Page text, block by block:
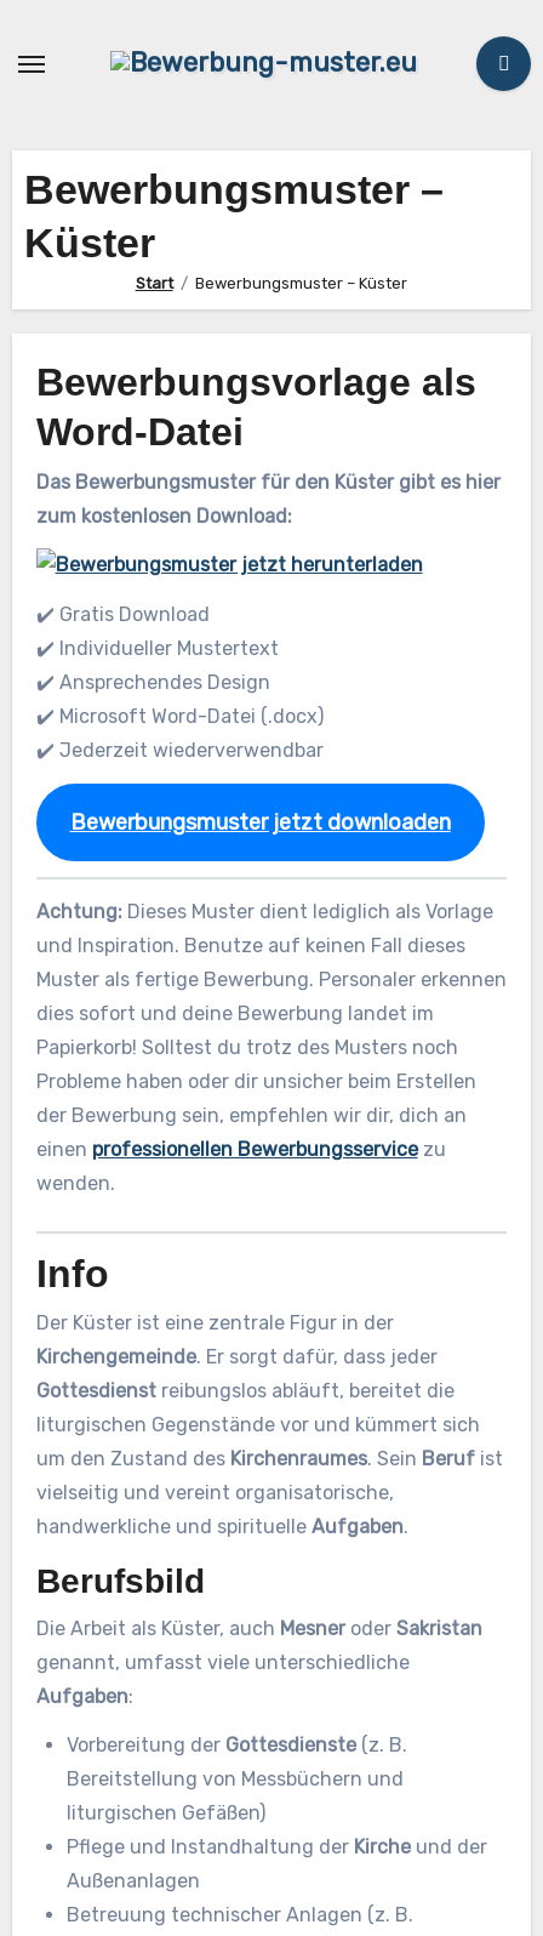
Bewerbungsmuster –
Küster
Start Bewerbungsmuster – Küster
Bewerbungsvorlage als
Word-Datei
Das Bewerbungsmuster für den Küster gibt es hier
zum kostenlosen Download:
✔️ Gratis Download
✔️ Individueller Mustertext
✔️ Ansprechendes Design
✔️ Microsoft Word-Datei (.docx)
✔️ Jederzeit wiederverwendbar
Bewerbungsmuster jetzt downloaden
Achtung:Dieses Muster dient lediglich als Vorlage
und Inspiration. Benutze auf keinen Fall dieses
Muster als fertige Bewerbung. Personaler erkennen
dies sofort und deine Bewerbung landet im
Papierkorb! Solltest du trotz des Musters noch
Probleme haben oder dir unsicher beim Erstellen
der Bewerbung sein, empfehlen wir dir, dich an
einen professionellen Bewerbungsservicezu
wenden.
Info
Der Küster ist eine zentrale Figur in der
Kirchengemeinde. Er sorgt dafür, dass jeder
Gottesdienstreibungslos abläuft, bereitet die
liturgischen Gegenstände vor und kümmert sich
um den Zustand des Kirchenraumes. Sein Berufist
vielseitig und vereint organisatorische,
handwerkliche und spirituelle Aufgaben.
Berufsbild
Die Arbeit als Küster, auch Mesneroder Sakristan
genannt, umfasst viele unterschiedliche
Aufgaben:
Vorbereitung der Gottesdienste (z. B.
Bereitstellung von Messbüchern und
liturgischen Gefäßen)
Pflege und Instandhaltung der Kirche und der
Außenanlagen
Betreuung technischer Anlagen (z. B.